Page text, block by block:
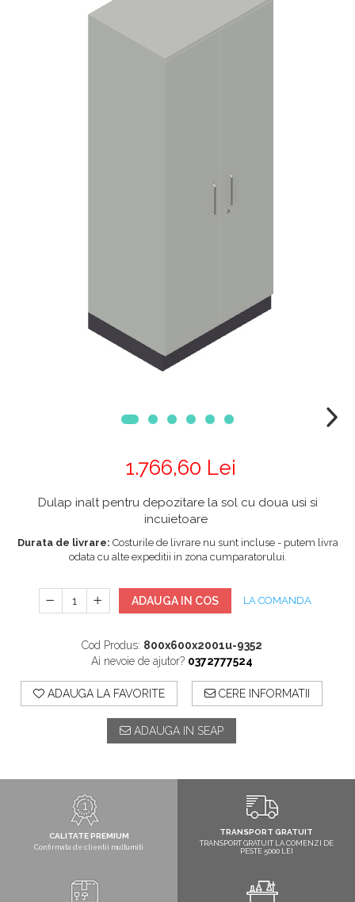
1.766,60 Lei
Dulap inalt pentru depozitare la sol cu doua usi si
incuietoare
Durata de livrare: Costurile de livrare nu sunt incluse - putem livra
odata cu alte expeditii in zona cumparatorului.
ADAUGA IN COS LA COMANDA
Cod Produs: 800x600x2001u-9352
Ai nevoie de ajutor? 0372777524
ADAUGA LA FAVORITE CERE INFORMATII
ADAUGA IN SEAP
CALITATE PREMIUM
Confirmata de clientii multumiti
TRANSPORT GRATUIT
TRANSPORT GRATUIT LA COMENZI DE
PESTE 5000 LEI